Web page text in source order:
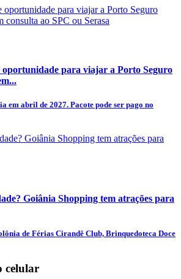
para viajar a Porto Seguro
em abril de 2027. Pacote pode ser pago no
Goiânia Shopping tem atrações para
de Férias Cirandê Club, Brinquedoteca Doce
celular